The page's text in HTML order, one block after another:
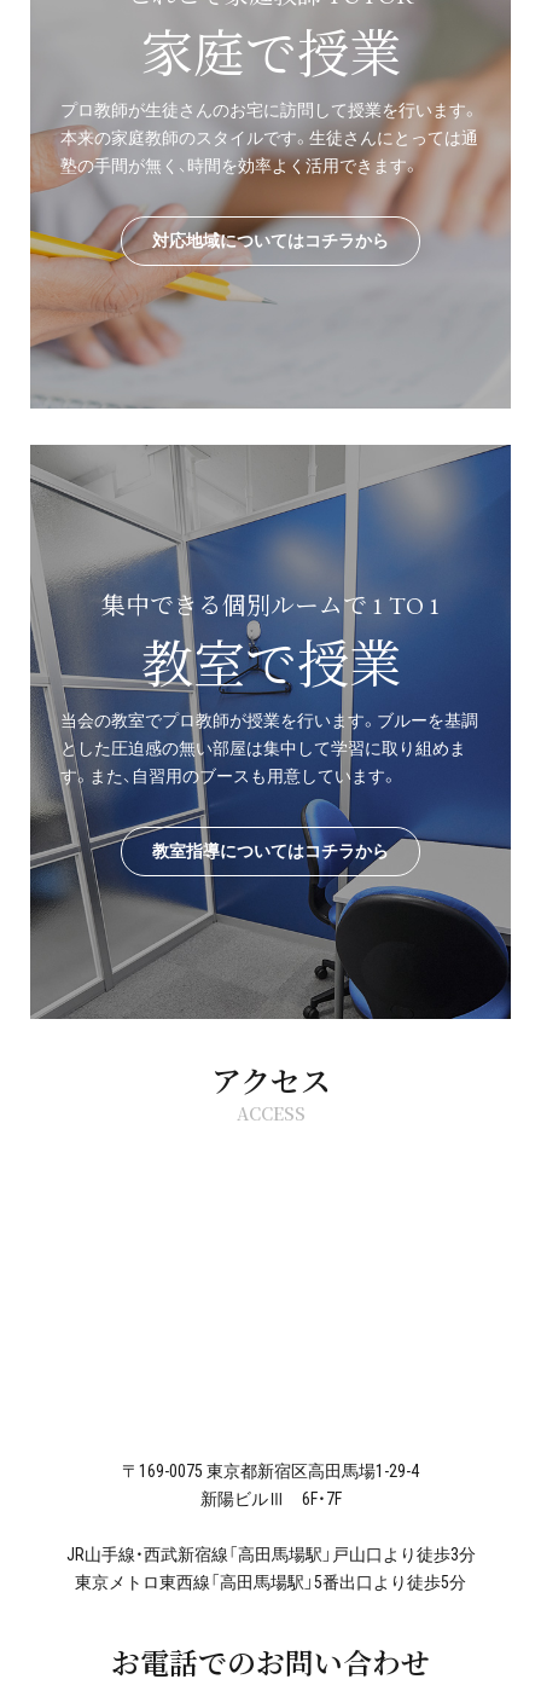
家庭で授業
プロ教師が生徒さんのお宅に訪問して授業を行います。
本来の家庭教師のスタイルです。生徒さんにとっては通
塾の手間が無く、時間を効率よく活用できます。
対応地域についてはコチラから
集中できる個別ルームで 1 TO 1
教室で授業
当会の教室でプロ教師が授業を行います。ブルーを基調
とした圧迫感の無い部屋は集中して学習に取り組めま
す。また、自習用のブースも用意しています。
教室指導についてはコチラから
アクセス
ACCESS
〒169-0075 東京都新宿区高田馬場1-29-4
新陽ビルⅢ 6F・7F
JR山手線・西武新宿線「高田馬場駅」戸山口より徒歩3分
東京メトロ東西線「高田馬場駅」5番出口より徒歩5分
お電話でのお問い合わせ